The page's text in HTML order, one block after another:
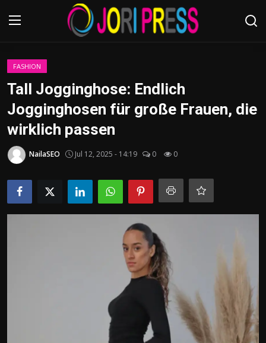
Login
Advertisement
Trending News
About us
Contact us
FASHION
Tall Jogginghose: Endlich
Jogginghosen für große Frauen, die
wirklich passen
NailaSEO Jul 12, 2025 - 14:19 0 0